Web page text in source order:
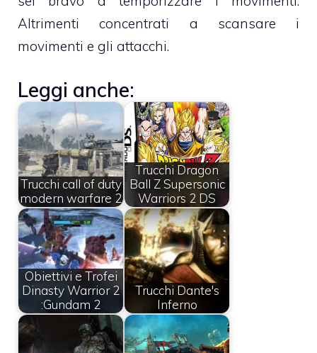
Altrimenti concentrati a scansare i
movimenti e gli attacchi.
Leggi anche:
Trucchi call of duty
modern warfare 2
Trucchi Dragon
Ball Z Supersonic
Warriors 2 DS
Obiettivi e Trofei
Dinasty Warrior 2
:Gundam 2
Trucchi Dante's
Inferno